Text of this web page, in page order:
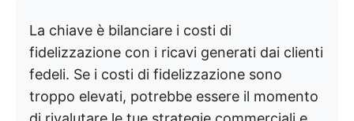
La chiave è bilanciare i costi di
fidelizzazione con i ricavi generati dai clienti
fedeli. Se i costi di fidelizzazione sono
troppo elevati, potrebbe essere il momento